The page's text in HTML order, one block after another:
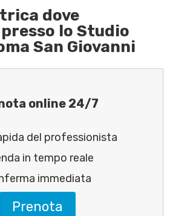
dove
lo Studio
San Giovanni
online 24/7
del professionista
in tempo reale
immediata
Prenota